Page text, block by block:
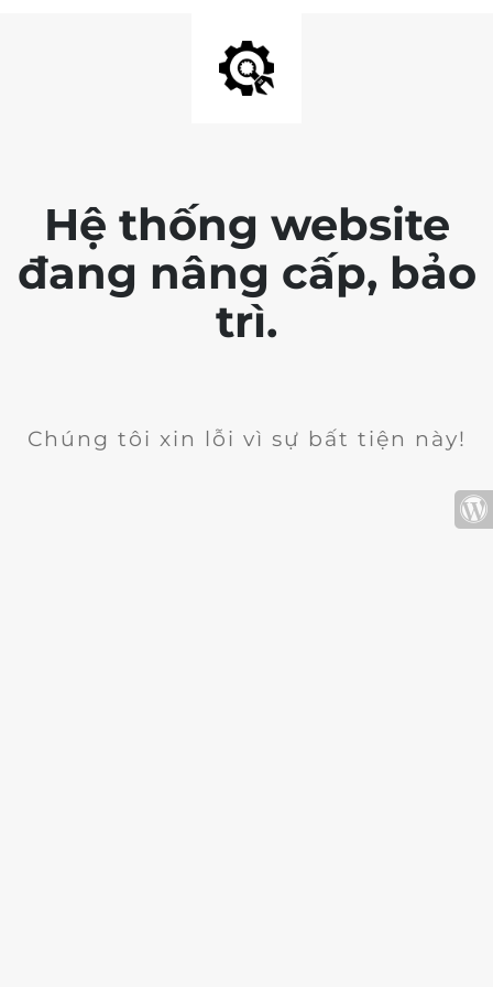
Hệ thống website
đang nâng cấp, bảo
trì.
Chúng tôi xin lỗi vì sự bất tiện này!